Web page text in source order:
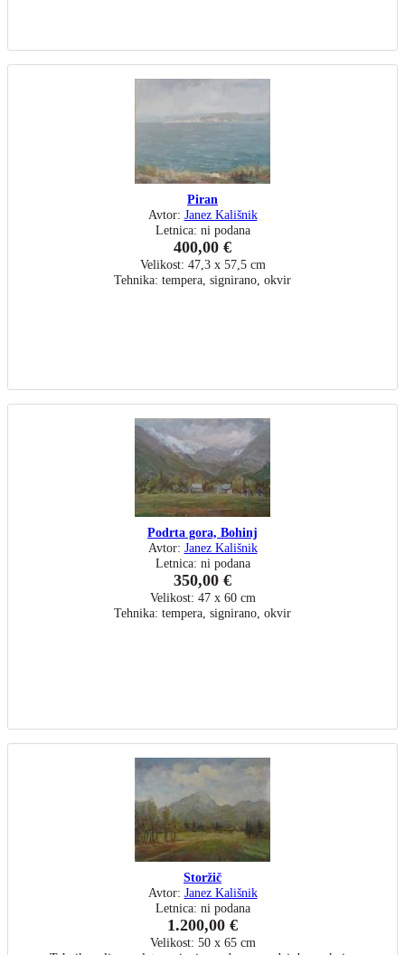
Piran
Avtor: Janez Kališnik
Letnica: ni podana
400,00 €
Velikost: 47,3 x 57,5 cm
Tehnika: tempera, signirano, okvir
Podrta gora, Bohinj
Avtor: Janez Kališnik
Letnica: ni podana
350,00 €
Velikost: 47 x 60 cm
Tehnika: tempera, signirano, okvir
Storžič
Avtor: Janez Kališnik
Letnica: ni podana
1.200,00 €
Velikost: 50 x 65 cm